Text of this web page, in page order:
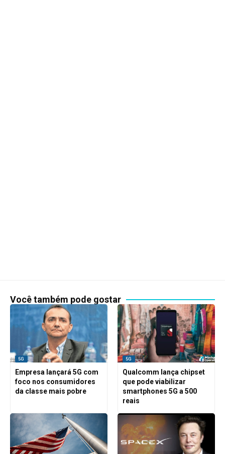
Você também pode gostar
5G
Empresa lançará 5G com
foco nos consumidores
da classe mais pobre
5G
Qualcomm lança chipset
que pode viabilizar
smartphones 5G a 500
reais